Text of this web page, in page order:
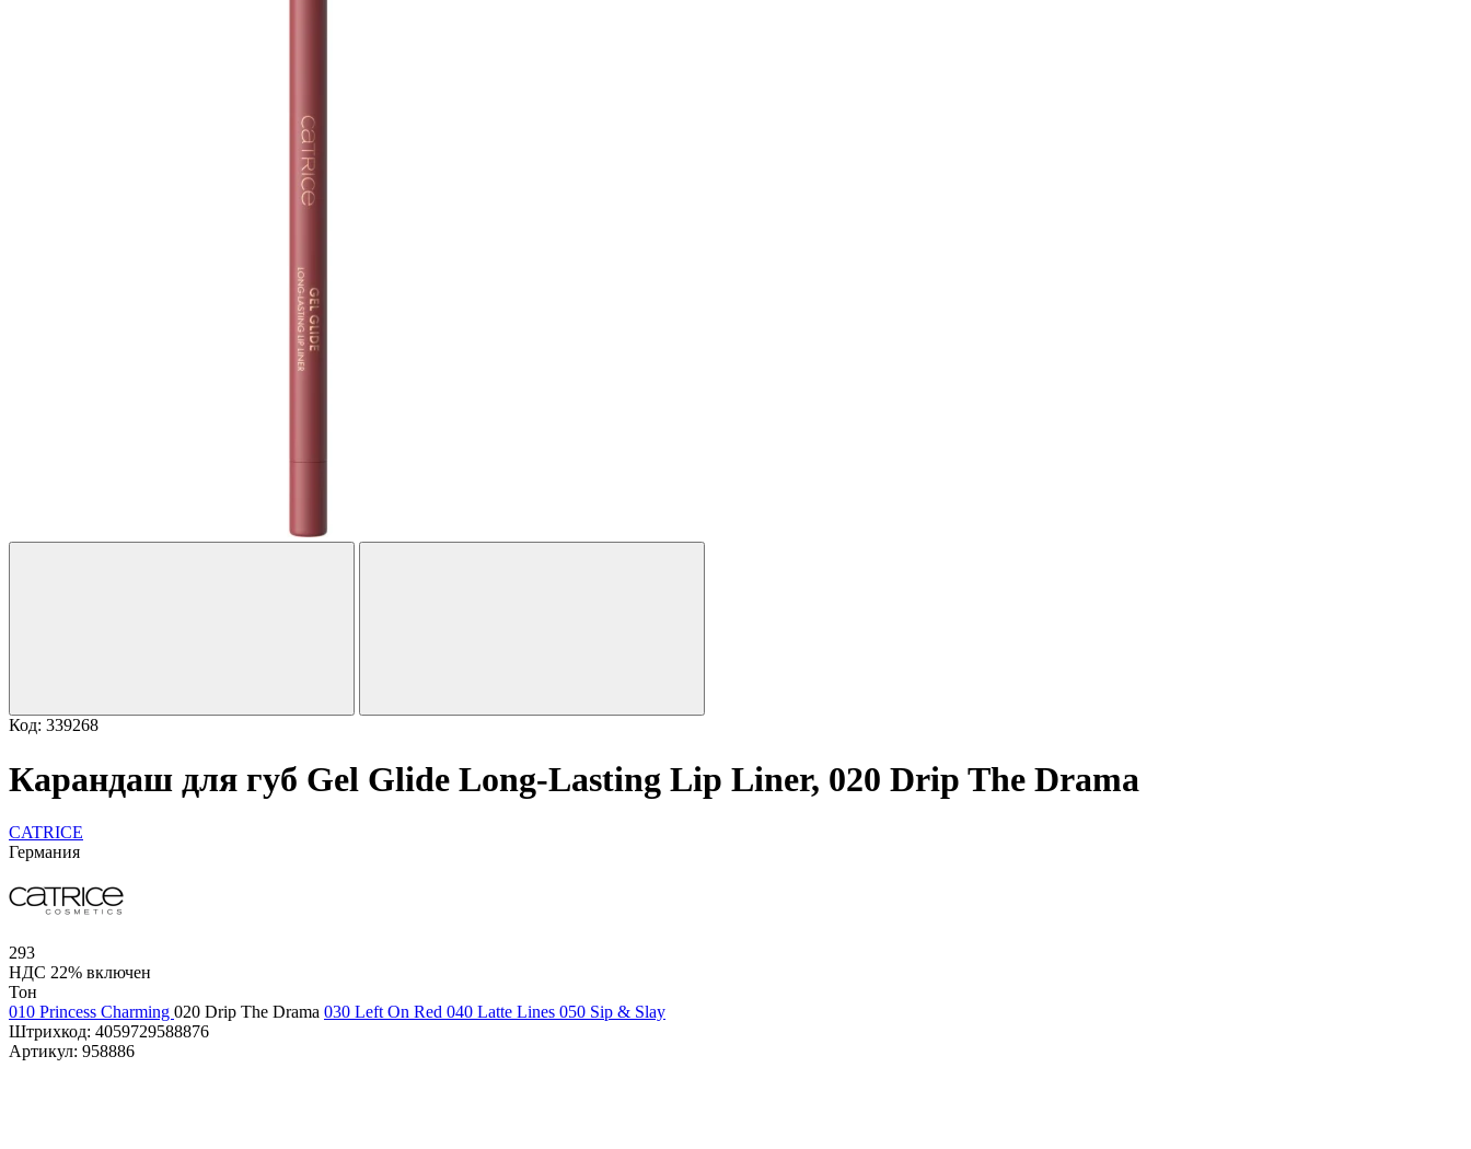
Код: 339268
Карандаш для губ Gel Glide Long-Lasting Lip Liner, 020 Drip The Drama
CATRICE
Германия
293
НДС 22% включен
Тон
010 Princess Charming 020 Drip The Drama 030 Left On Red 040 Latte Lines 050 Sip & Slay
Штрихкод: 4059729588876
Артикул: 958886